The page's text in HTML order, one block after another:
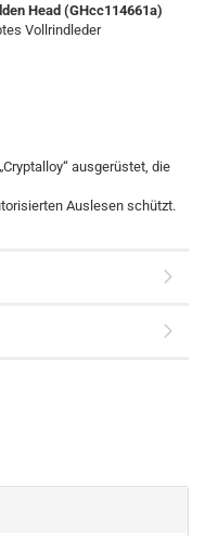
Head (GHcc114661a)
Vollrindleder
ausgerüstet, die
Auslesen schützt.